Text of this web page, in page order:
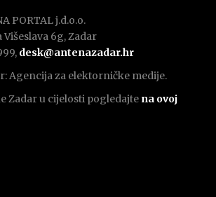
PORTAL j.d.o.o.
6g, Zadar
desk@antenazadar.hr
Agencija za elektorničke medije.
Zadar u cijelosti pogledajte na ovoj